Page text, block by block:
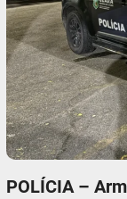
POLÍCIA –